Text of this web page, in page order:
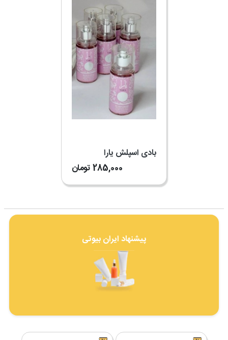
بادی اسپلش یارا
285,000تومان
پیشنهاد ایران بیوتی